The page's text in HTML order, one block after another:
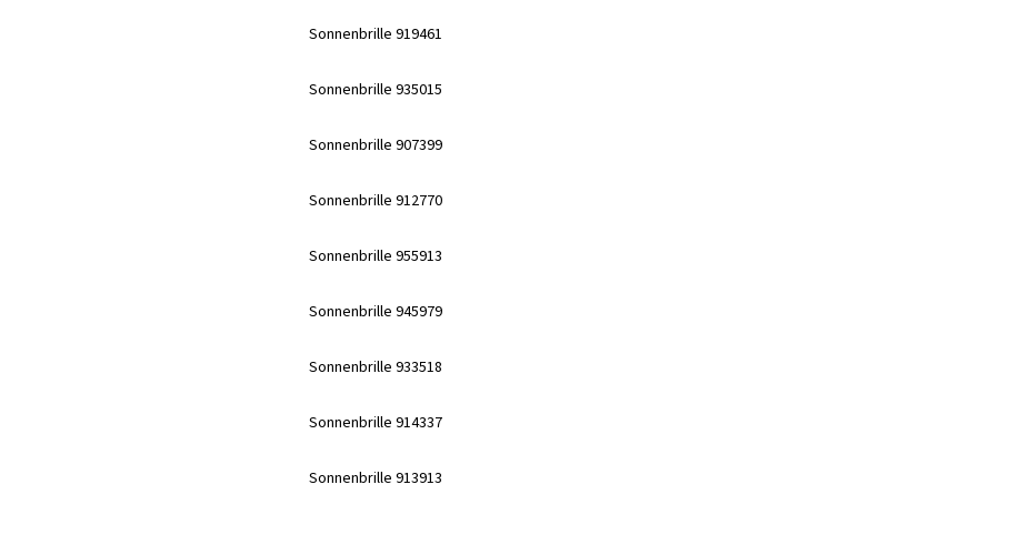
Sonnenbrille 919461
Sonnenbrille 935015
Sonnenbrille 907399
Sonnenbrille 912770
Sonnenbrille 955913
Sonnenbrille 945979
Sonnenbrille 933518
Sonnenbrille 914337
Sonnenbrille 913913